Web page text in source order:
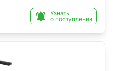

Узнать
о поступлении